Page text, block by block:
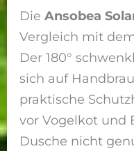
DieAnsobea
Vergleich mit
Der 180°
sich auf
praktische
vor Vogelkot und
Dusche nicht